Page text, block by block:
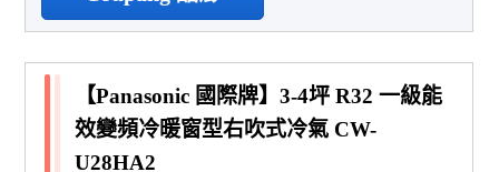
【Panasonic 國際牌】3-4坪 R32 一級能
效變頻冷暖窗型右吹式冷氣 CW-
U28HA2